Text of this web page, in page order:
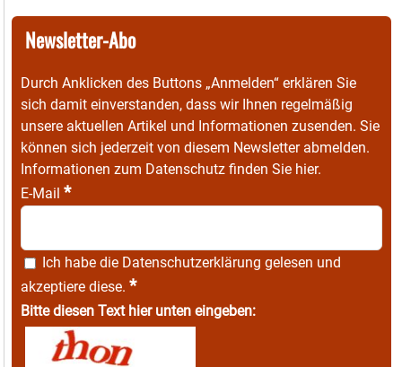
Newsletter-Abo
Durch Anklicken des Buttons „Anmelden“ erklären Sie
sich damit einverstanden, dass wir Ihnen regelmäßig
unsere aktuellen Artikel und Informationen zusenden. Sie
können sich jederzeit von diesem Newsletter abmelden.
Informationen zum Datenschutz finden Sie hier.
E-Mail *
Ich habe die Datenschutzerklärung gelesen und
akzeptiere diese. *
Bitte diesen Text hier unten eingeben: